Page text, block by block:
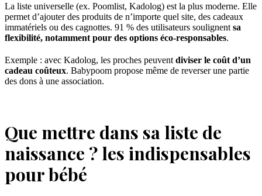
La liste universelle (ex. Poomlist, Kadolog) est la plus moderne. Elle
permet d’ajouter des produits de n’importe quel site, des cadeaux
immatériels ou des cagnottes. 91 % des utilisateurs soulignent sa
flexibilité, notamment pour des options éco-responsables.
Exemple : avec Kadolog, les proches peuvent diviser le coût d’un
cadeau coûteux. Babypoom propose même de reverser une partie
des dons à une association.
Que mettre dans sa liste de
naissance ? les indispensables
pour bébé